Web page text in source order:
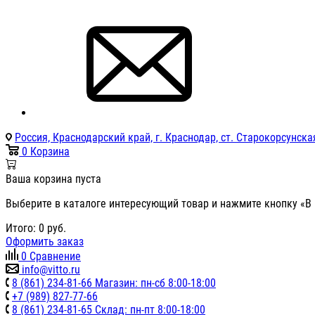
Россия, Краснодарский край, г. Краснодар, ст.
0 Корзина
Ваша корзина пуста
Выберите в каталоге интересующий товар и нажмите кнопку «В
Итого: 0 руб.
Оформить заказ
0 Сравнение
info@vitto.ru
8 (861) 234-81-66 Магазин: пн-сб 8:00-18:00
+7 (989) 827-77-66
8 (861) 234-81-65 Склад: пн-пт 8:00-18:00